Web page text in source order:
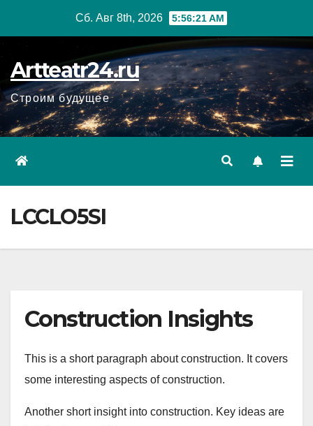
Сб. Авг 8th, 2026 5:56:23 AM
Artteatr24.ru
Строим будущее
LCCLO5SI
Construction Insights
This is a short paragraph about construction. It covers
some interesting aspects of construction.
Another short insight into construction. Key ideas are